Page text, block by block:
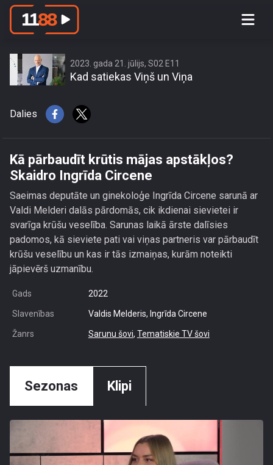
Kā pārbaudīt krūtis mājas apstākļos?
2023. gada 21. jūlijs, S02 E11
Kad satiekas Viņš un Viņa
Dalies
Kā pārbaudīt krūtis mājas apstākļos?
Skaidro Ingrīda Circene
Saeimas deputāte un ginekoloģe Ingrīda Circene sarunā ar
Valdi Melderi dalās pārdomās, cik ikdienai sievietei ir
svarīga krūšu veselība. Sarunas laikā ārste dalīsies
padomos, kā sieviete pati vai viņas partneris var pārbaudīt
krūšu veselību un kas ir tās izmaiņas, kurām noteikti
jāpievērš uzmanību.
Gads 2022
Slavenības Valdis Melderis, Ingrīda Circene
Žanrs Sarunu šovi, Tematiskie TV šovi
Sezonas Klipi